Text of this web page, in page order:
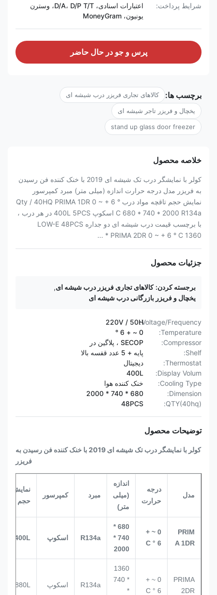
شرایط پرداخت:
اعتبارات اسنادی، D/A، D/P T/T، وسترن
یونیون، MoneyGram
پرس و جو در حال حاضر
برچسب ها: کالاهای تجاری فریزر درب شیشه ای
یخچال و فریزر تاجر شیشه ای
stand up glass door freezer
خلاصه محصول
کولر با نمایشگر درب تک شیشه ای 2019 با خنک کننده فن رسیدن
به فریزر مدل درجه حرارت اندازه (میلی متر) مبرد کمپرسور
نمایش حجم تاقچه مواد درب Qty / 40HQ PRIMA 1DR 0 ~ + 6 °
C 680 * 740 * 2000 R134a اسکوپ 400L 5PCS در هر درب ،
با برچسب قیمت درب شیشه ای دو جداره LOW-E 48PCS
PRIMA 2DR 0 ~ + 6 ° C 1360 * ...
جزئیات محصول
برجسته کردن: کالاهای تجاری فریزر درب شیشه ای,
یخچال و فریزر بازرگانی درب شیشه ای
Voltage/Frequency:
220V / 50H
Temperature:
0 ~ + 6 °
Compressor:
SECOP ، پلاگین در
Shelf:
پایه + 5 عدد قفسه بالا
Thermostat:
دیجیتال
Display Volum:
400L
Cooling Type:
خنک کننده هوا
Dimension:
680 * 740 * 2000
QTY(40hq):
48PCS
توضیحات محصول
کولر با نمایشگر درب تک شیشه ای 2019 با خنک کننده فن رسیدن به
فریزر
مدل
درجه
حرارت
اندازه
(میلی
متر)
مبرد کمپرسور
نمایش
حجم
PRIM
A 1DR
0 ~ +
6 ° C
680 *
740 *
2000
R134a اسکوپ 400L
PRIMA
2DR
0 ~ +
6 ° C
1360
* 740
*
R134a اسکوپ 880L